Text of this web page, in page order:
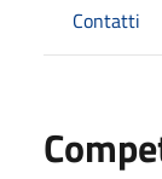
Contatti